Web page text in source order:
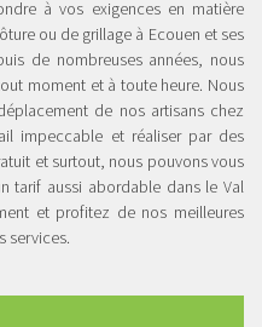
à vos exigences en matière
ou de grillage à Ecouen et ses
de nombreuses années, nous
moment et à toute heure. Nous
de nos artisans chez
impeccable et réaliser par des
et surtout, nous pouvons vous
tarif aussi abordable dans le Val
et profitez de nos meilleures
services.